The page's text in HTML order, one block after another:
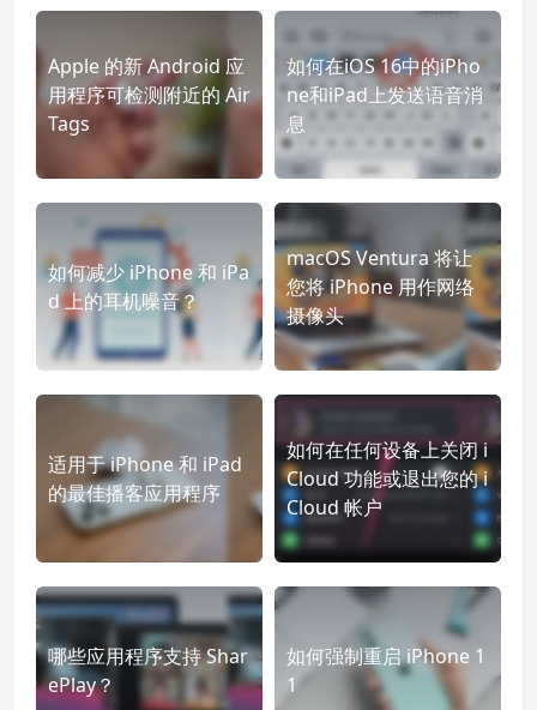
Apple 的新 Android 应
用程序可检测附近的 Air
Tags
如何在iOS 16中的iPho
ne和iPad上发送语音消
息
如何减少 iPhone 和 iPa
d 上的耳机噪音？
macOS Ventura 将让
您将 iPhone 用作网络
摄像头
适用于 iPhone 和 iPad
的最佳播客应用程序
如何在任何设备上关闭 i
Cloud 功能或退出您的 i
Cloud 帐户
哪些应用程序支持 Shar
ePlay？
如何强制重启 iPhone 1
1